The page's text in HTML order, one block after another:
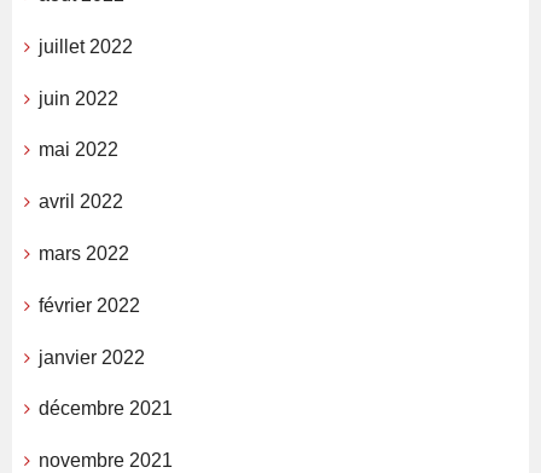
juillet 2022
juin 2022
mai 2022
avril 2022
mars 2022
février 2022
janvier 2022
décembre 2021
novembre 2021